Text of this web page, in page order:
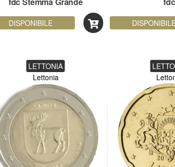
DISPONIBILE
LETTONIA
Lettonia